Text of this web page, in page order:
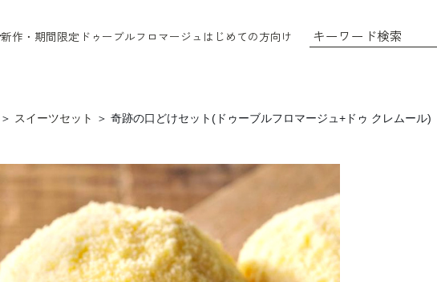
新作・期間限定 ドゥーブルフロマージュ はじめての方向け
＞ スイーツセット ＞ 奇跡の口どけセット(ドゥーブルフロマージュ+ドゥ クレムール)